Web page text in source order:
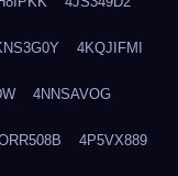
4KQJIFMI
4NNSAVOG
4P5VX889